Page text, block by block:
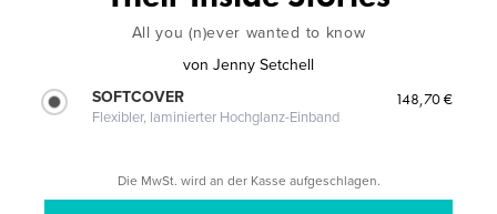
All you (n)ever wanted to know
von Jenny Setchell
SOFTCOVER
Flexibler, laminierter Hochglanz-Einband
148,70 €
Die MwSt. wird an der Kasse aufgeschlagen.